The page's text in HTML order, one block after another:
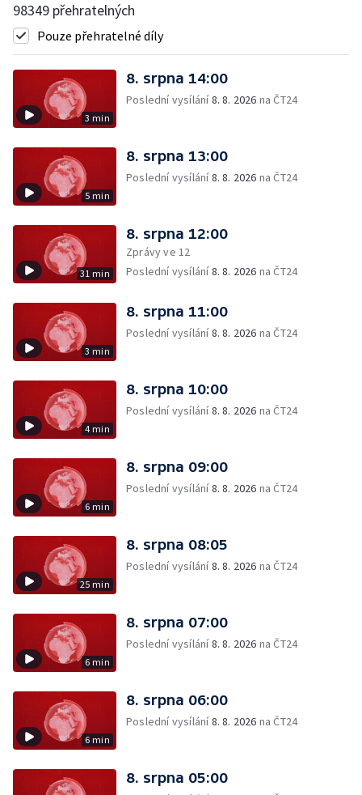
98349 přehratelných
Pouze přehratelné díly
3 min
8. srpna 14:00
Poslední vysílání8. 8. 2026 na ČT24
5 min
8. srpna 13:00
Poslední vysílání8. 8. 2026 na ČT24
31 min
8. srpna 12:00
Zprávy ve 12
Poslední vysílání8. 8. 2026 na ČT24
3 min
8. srpna 11:00
Poslední vysílání8. 8. 2026 na ČT24
4 min
8. srpna 10:00
Poslední vysílání8. 8. 2026 na ČT24
6 min
8. srpna 09:00
Poslední vysílání8. 8. 2026 na ČT24
25 min
8. srpna 08:05
Poslední vysílání8. 8. 2026 na ČT24
6 min
8. srpna 07:00
Poslední vysílání8. 8. 2026 na ČT24
6 min
8. srpna 06:00
Poslední vysílání8. 8. 2026 na ČT24
8. srpna 05:00